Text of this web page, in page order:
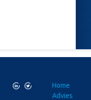
L T
Home
Advies